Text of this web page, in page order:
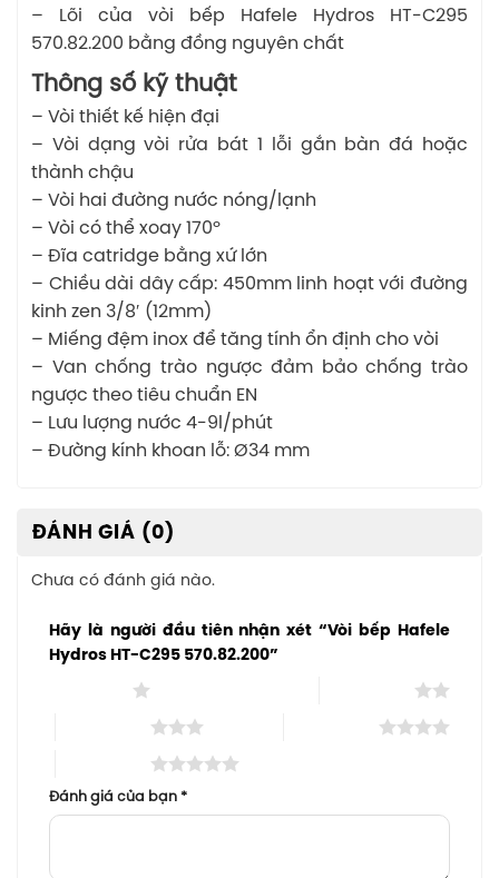
– Lõi của vòi bếp Hafele Hydros HT-C295
570.82.200 bằng đồng nguyên chất
Thông số kỹ thuật
– Vòi thiết kế hiện đại
– Vòi dạng vòi rửa bát 1 lỗi gắn bàn đá hoặc
thành chậu
– Vòi hai đường nước nóng/lạnh
– Vòi có thể xoay 170º
– Đĩa catridge bằng xứ lớn
– Chiều dài dây cấp: 450mm linh hoạt với đường
kinh zen 3/8′ (12mm)
– Miếng đệm inox để tăng tính ổn định cho vòi
– Van chống trào ngược đảm bảo chống trào
ngược theo tiêu chuẩn EN
– Lưu lượng nước 4-9l/phút
– Đường kính khoan lỗ: Ø34 mm
ĐÁNH GIÁ (0)
Chưa có đánh giá nào.
Hãy là người đầu tiên nhận xét “Vòi bếp Hafele
Hydros HT-C295 570.82.200”
Đánh giá của bạn *